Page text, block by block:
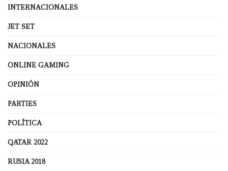
INTERNACIONALES
JET SET
NACIONALES
ONLINE GAMING
OPINIÓN
PARTIES
POLÍTICA
QATAR 2022
RUSIA 2018